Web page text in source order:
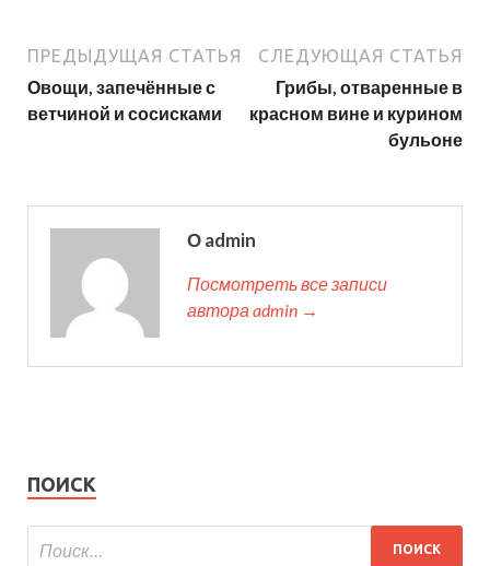
ПРЕДЫДУЩАЯ СТАТЬЯ
Овощи, запечённые с
ветчиной и сосисками
СЛЕДУЮЩАЯ СТАТЬЯ
Грибы, отваренные в
красном вине и курином
бульоне
О admin
Посмотреть все записи
автора admin →
ПОИСК